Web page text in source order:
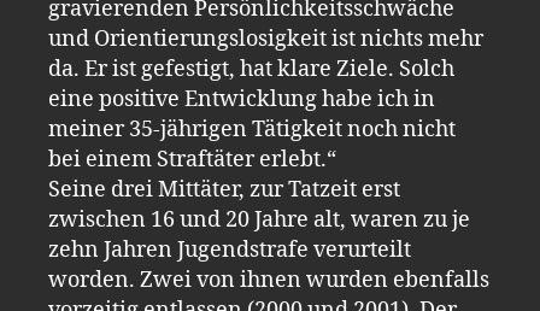
gravierenden Persönlichkeitsschwäche
und Orientierungslosigkeit ist nichts mehr
da. Er ist gefestigt, hat klare Ziele. Solch
eine positive Entwicklung habe ich in
meiner 35-jährigen Tätigkeit noch nicht
bei einem Straftäter erlebt.“
Seine drei Mittäter, zur Tatzeit erst
zwischen 16 und 20 Jahre alt, waren zu je
zehn Jahren Jugendstrafe verurteilt
worden. Zwei von ihnen wurden ebenfalls